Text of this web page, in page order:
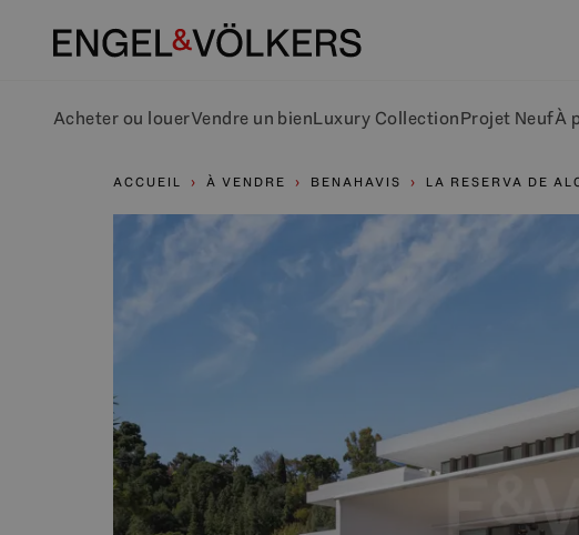
Acheter ou louerVendre un bienLuxury CollectionProjet NeufÀ
ACCUEIL À VENDRE BENAHAVIS LA RESERVA DE